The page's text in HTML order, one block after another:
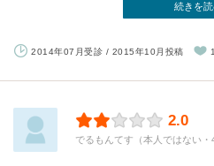
続きを
2014年07月受診 / 2015年10月投稿
2.0
でるもんてす（本人ではない・